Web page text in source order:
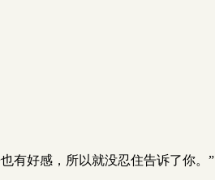
有好感，所以就没忍住告诉了你。”